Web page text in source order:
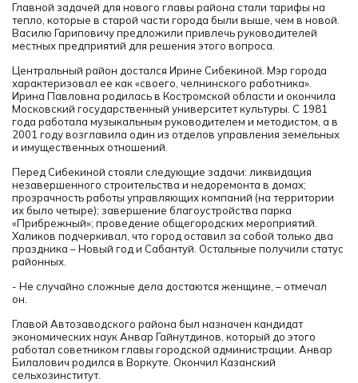
Главной задачей для нового главы района стали тарифы на
тепло, которые в старой части города были выше, чем в новой.
Василю Гариповичу предложили привлечь руководителей
местных предприятий для решения этого вопроса.
Центральный район достался Ирине Сибекиной. Мэр города
характеризовал ее как «своего, челнинского работника».
Ирина Павловна родилась в Костромской области и окончила
Московский государственный университет культуры. С 1981
года работала музыкальным руководителем и методистом, а в
2001 году возглавила один из отделов управления земельных
и имущественных отношений.
Перед Сибекиной стояли следующие задачи: ликвидация
незавершенного строительства и недоремонта в домах;
прозрачность работы управляющих компаний (на территории
их было четыре); завершение благоустройства парка
«Прибрежный»; проведение общегородских мероприятий.
Халиков подчеркивал, что город оставил за собой только два
праздника – Новый год и Сабантуй. Остальные получили статус
районных.
- Не случайно сложные дела достаются женщине, – отмечал
он.
Главой Автозаводского района был назначен кандидат
экономических наук Анвар Гайнутдинов, который до этого
работал советником главы городской администрации. Анвар
Билалович родился в Воркуте. Окончил Казанский
сельхозинститут.